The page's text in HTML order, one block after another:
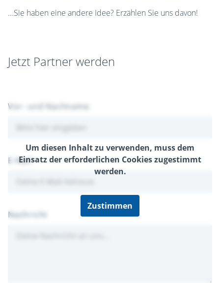
...Sie haben eine andere Idee? Erzählen Sie uns davon!
Jetzt Partner werden
Vor- und Nachname
E-Mail
Nachricht
Um diesen Inhalt zu verwenden, muss dem
Einsatz der erforderlichen Cookies zugestimmt
werden.
Zustimmen